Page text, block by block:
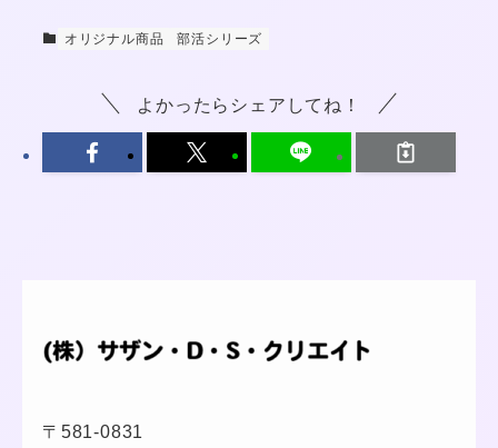
オリジナル商品 部活シリーズ
よかったらシェアしてね！
〒581-0831